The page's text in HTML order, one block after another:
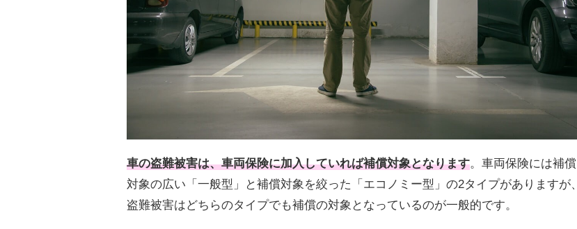
車の盗難被害は、車両保険に加入していれば補償対象となります。車両保険には補償
対象の広い「一般型」と補償対象を絞った「エコノミー型」の2タイプがありますが、
盗難被害はどちらのタイプでも補償の対象となっているのが一般的です。